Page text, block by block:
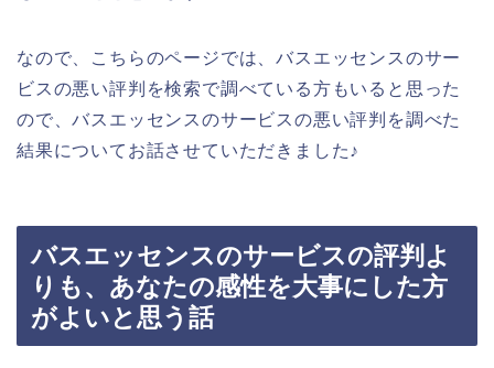
なので、こちらのページでは、バスエッセンスのサー
ビスの悪い評判を検索で調べている方もいると思った
ので、バスエッセンスのサービスの悪い評判を調べた
結果についてお話させていただきました♪
バスエッセンスのサービスの評判よ
りも、あなたの感性を大事にした方
がよいと思う話